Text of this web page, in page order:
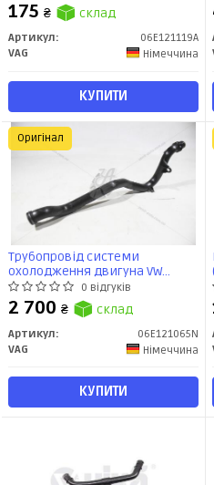
175 ₴ склад
Артикул:
06E121119A
VAG
Німеччина
КУПИТИ
Трубопровід системи
охолодження двигуна VW
Touareg 3.0 (11-18) (06E121065N)
VAG
0 відгуків
2 700 ₴ склад
Артикул:
06E121065N
VAG
Німеччина
КУПИТИ
Оригінал